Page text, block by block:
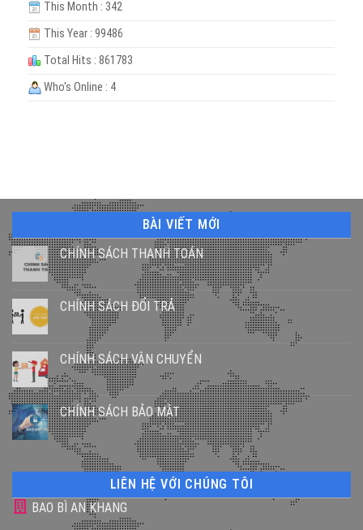
This Month : 342
This Year : 99486
Total Hits : 861783
Who's Online : 4
BÀI VIẾT MỚI
CHÍNH SÁCH THANH TOÁN
CHÍNH SÁCH ĐỔI TRẢ
CHÍNH SÁCH VẬN CHUYỂN
CHÍNH SÁCH BẢO MẬT
LIÊN HỆ VỚI CHÚNG TÔI
BAO BÌ AN KHANG